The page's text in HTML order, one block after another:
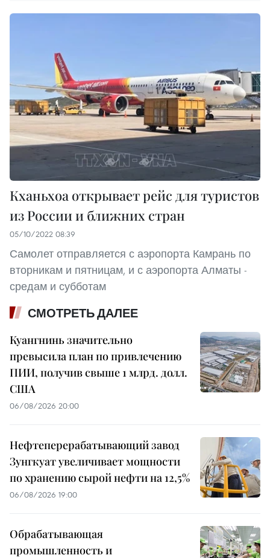
Кханьхоа открывает рейс для туристов
из России и ближних стран
05/10/2022 08:39
Самолет отправляется с аэропорта Камрань по
вторникам и пятницам, и с аэропорта Алматы -
средам и субботам
СМОТРЕТЬ ДАЛЕЕ
Куангнинь значительно
превысила план по привлечению
ПИИ, получив свыше 1 млрд. долл.
США
06/08/2026 20:00
Нефтеперерабатывающий завод
Зунгкуат увеличивает мощности
по хранению сырой нефти на 12,5%
06/08/2026 19:00
Обрабатывающая
промышленность и